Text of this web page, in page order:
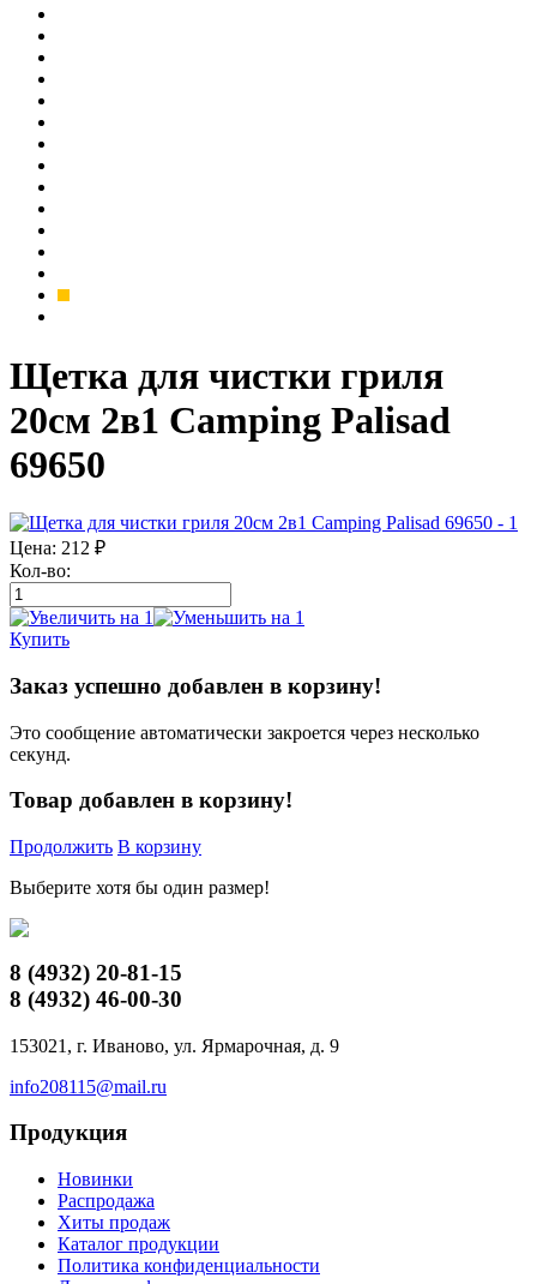
Щетка для чистки гриля
20см 2в1 Camping Palisad
69650
Цена: 212 ₽
Кол-во:
Купить
Заказ успешно добавлен в корзину!
Это сообщение автоматически закроется через несколько
секунд.
Товар добавлен в корзину!
Продолжить В корзину
Выберите хотя бы один размер!
8 (4932) 20-81-15
8 (4932) 46-00-30
153021, г. Иваново, ул. Ярмарочная, д. 9
info208115@mail.ru
Продукция
Новинки
Распродажа
Хиты продаж
Каталог продукции
Политика конфиденциальности